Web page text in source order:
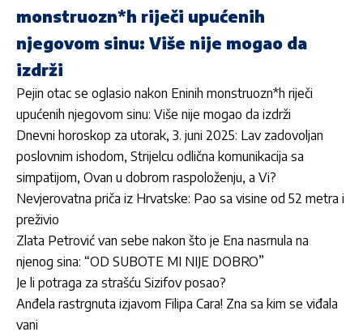
monstruozn*h riječi upućenih
njegovom sinu: Više nije mogao da
izdrži
Pejin otac se oglasio nakon Eninih monstruozn*h riječi
upućenih njegovom sinu: Više nije mogao da izdrži
Dnevni horoskop za utorak, 3. juni 2025: Lav zadovoljan
poslovnim ishodom, Strijelcu odlična komunikacija sa
simpatijom, Ovan u dobrom raspoloženju, a Vi?
Nevjerovatna priča iz Hrvatske: Pao sa visine od 52 metra i
preživio
Zlata Petrović van sebe nakon što je Ena nasrnula na
njenog sina: “OD SUBOTE MI NIJE DOBRO”
Je li potraga za strašću Sizifov posao?
Anđela rastrgnuta izjavom Filipa Cara! Zna sa kim se viđala
vani